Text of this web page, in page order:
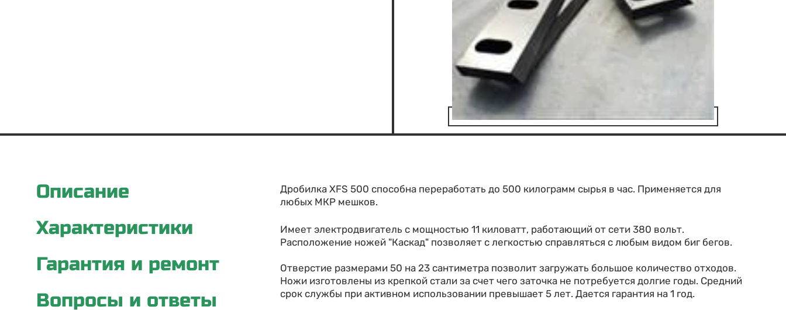
Описание
Характеристики
Гарантия и ремонт
Вопросы и ответы
Дробилка XFS 500 способна переработать до 500 килограмм сырья в час. Применяется для
любых МКР мешков.
Имеет электродвигатель с мощностью 11 киловатт, работающий от сети 380 вольт.
Расположение ножей "Каскад" позволяет с легкостью справляться с любым видом биг бегов.
Отверстие размерами 50 на 23 сантиметра позволит загружать большое количество отходов.
Ножи изготовлены из крепкой стали за счет чего заточка не потребуется долгие годы. Средний
срок службы при активном использовании превышает 5 лет. Дается гарантия на 1 год.